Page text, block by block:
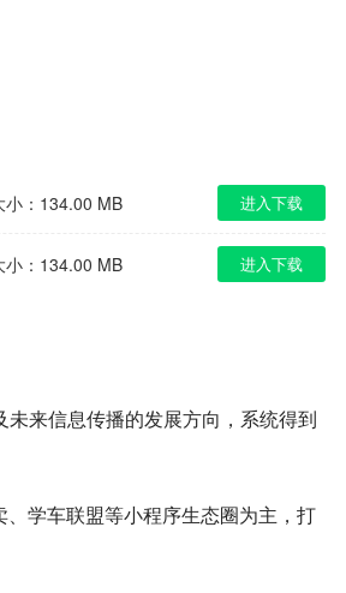
小：134.00 MB 进入下载
小：134.00 MB 进入下载
来信息传播的发展方向，系统得到
学车联盟等小程序生态圈为主，打